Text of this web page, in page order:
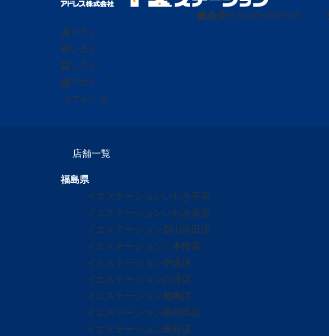
総合受付 0120-297-011
売りたい
買いたい
貸したい
借りたい
リフォーム
店舗一覧
福島県
イエステーションいわき平店
イエステーションいわき泉店
イエステーション郡山富田店
イエステーション二本松店
イエステーション伊達店
イエステーション白河店
イエステーション相馬店
イエステーション南相馬店
イエステーション田村店